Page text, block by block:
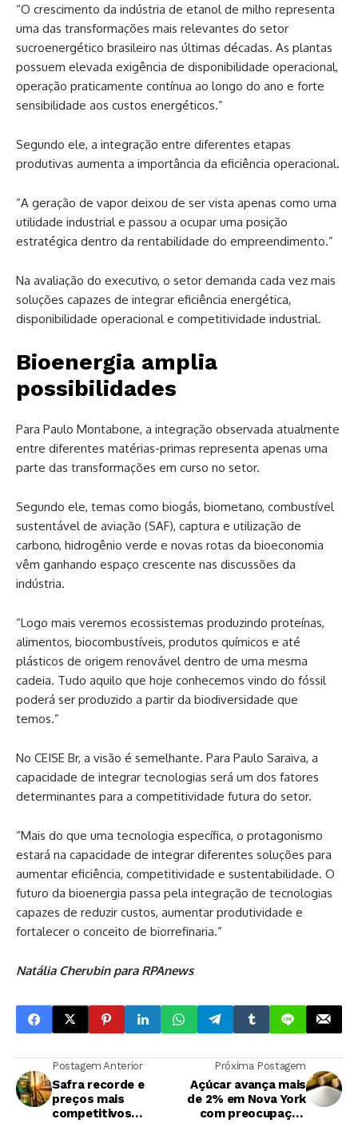
“O crescimento da indústria de etanol de milho representa
uma das transformações mais relevantes do setor
sucroenergético brasileiro nas últimas décadas. As plantas
possuem elevada exigência de disponibilidade operacional,
operação praticamente contínua ao longo do ano e forte
sensibilidade aos custos energéticos.”
Segundo ele, a integração entre diferentes etapas
produtivas aumenta a importância da eficiência operacional.
“A geração de vapor deixou de ser vista apenas como uma
utilidade industrial e passou a ocupar uma posição
estratégica dentro da rentabilidade do empreendimento.”
Na avaliação do executivo, o setor demanda cada vez mais
soluções capazes de integrar eficiência energética,
disponibilidade operacional e competitividade industrial.
Bioenergia amplia
possibilidades
Para Paulo Montabone, a integração observada atualmente
entre diferentes matérias-primas representa apenas uma
parte das transformações em curso no setor.
Segundo ele, temas como biogás, biometano, combustível
sustentável de aviação (SAF), captura e utilização de
carbono, hidrogênio verde e novas rotas da bioeconomia
vêm ganhando espaço crescente nas discussões da
indústria.
“Logo mais veremos ecossistemas produzindo proteínas,
alimentos, biocombustíveis, produtos químicos e até
plásticos de origem renovável dentro de uma mesma
cadeia. Tudo aquilo que hoje conhecemos vindo do fóssil
poderá ser produzido a partir da biodiversidade que
temos.”
No CEISE Br, a visão é semelhante. Para Paulo Saraiva, a
capacidade de integrar tecnologias será um dos fatores
determinantes para a competitividade futura do setor.
“Mais do que uma tecnologia específica, o protagonismo
estará na capacidade de integrar diferentes soluções para
aumentar eficiência, competitividade e sustentabilidade. O
futuro da bioenergia passa pela integração de tecnologias
capazes de reduzir custos, aumentar produtividade e
fortalecer o conceito de biorrefinaria.”
Natália Cherubin para RPAnews
Postagem Anterior
Safra recorde e
preços mais
competitivos
Próxima Postagem
Açúcar avança mais
de 2% em Nova York
com preocupação